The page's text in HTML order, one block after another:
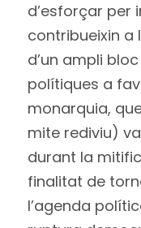
d’esforçar per
contribueixin a
d’un ampli
polítiques a
monarquia,
mite rediviu)
durant la
finalitat de
l’agenda